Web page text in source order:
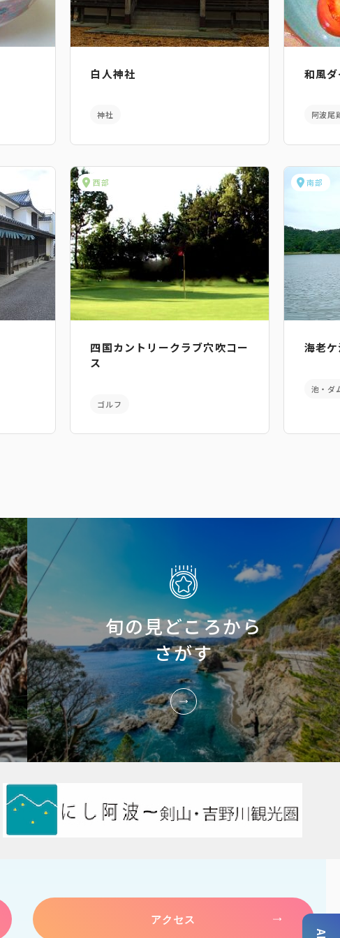
白人神社
神社
和風
阿波尾
西部
四国カントリークラブ穴吹コー
ス
ゴルフ
南部
海老
池・ダ
旬の見どころから
さがす
アクセス